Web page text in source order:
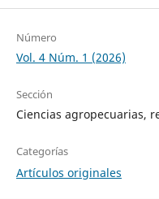
Número
Vol. 4 Núm. 1 (2026)
Sección
Ciencias agropecuarias,
Categorías
Artículos originales